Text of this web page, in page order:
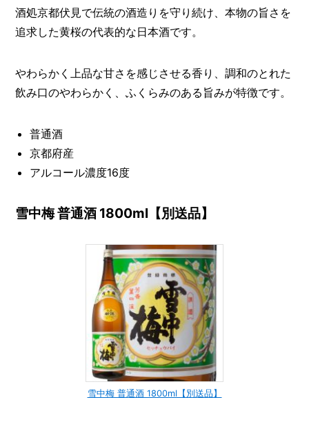
酒処京都伏見で伝統の酒造りを守り続け、本物の旨さを
追求した黄桜の代表的な日本酒です。
やわらかく上品な甘さを感じさせる香り、調和のとれた
飲み口のやわらかく、ふくらみのある旨みが特徴です。
普通酒
京都府産
アルコール濃度16度
雪中梅 普通酒 1800ml【別送品】
雪中梅 普通酒 1800ml【別送品】